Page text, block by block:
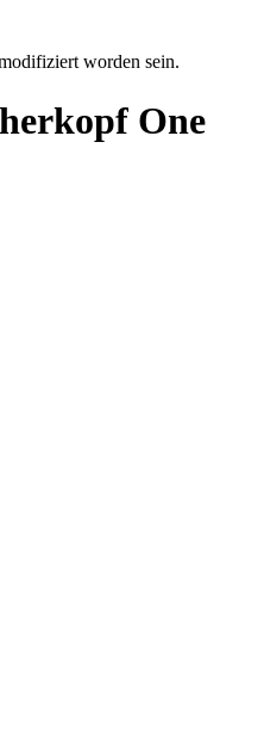
worden sein.
One